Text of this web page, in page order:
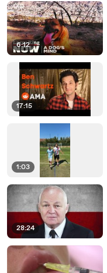
6:12
17:15
1:03
28:24